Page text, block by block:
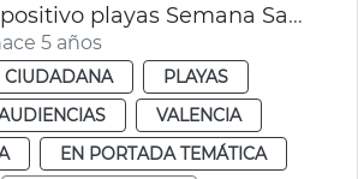
Balance dispositivo playas Semana Santa
5 años
CIUDADANA
PLAYAS
VALENCIA
EN PORTADA TEMÁTICA